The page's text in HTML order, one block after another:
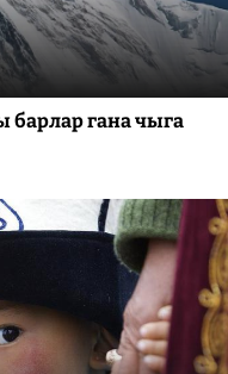
барлар гана чыга